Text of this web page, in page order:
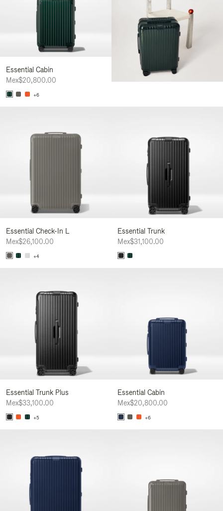
Essential Cabin
Mex$20,800.00
+6
Essential Check-In L
Mex$26,100.00
+4
Essential Trunk
Mex$31,100.00
Essential Trunk Plus
Mex$33,100.00
+5
Essential Cabin
Mex$20,800.00
+6